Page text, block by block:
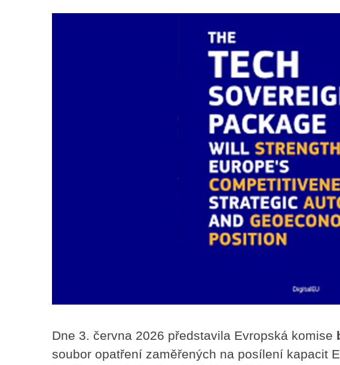
Dne 3. června 2026 představila Evropská komise
soubor opatření zaměřených na posílení kapacit